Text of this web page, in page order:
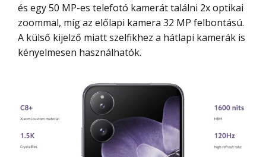
és egy 50 MP-es telefotó kamerát találni 2x optikai
zoommal, míg az előlapi kamera 32 MP felbontású.
A külső kijelző miatt szelfikhez a hátlapi kamerák is
kényelmesen használhatók.